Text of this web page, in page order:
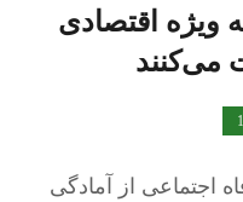
ویژه اقتصادی
می‌کنند
اجتماعی از آمادگی